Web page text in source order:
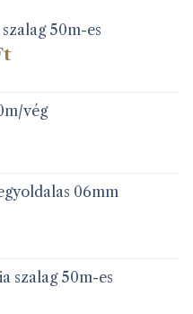
50m-es
Ártartomány:
279 Ft
vég
06mm
szalag 50m-es